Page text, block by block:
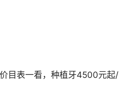
目表一看，种植牙4500元起/